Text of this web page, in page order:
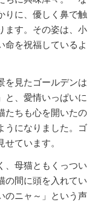
りに、優しく鼻で触
ます。その姿は、小
命を祝福しているよ
を見たゴールデンは
と、愛情いっぱいに
たちも心を開いたの
うになりました。ゴ
ています。
、母猫ともくっつい
の間に頭を入れてい
のニャ～」という声